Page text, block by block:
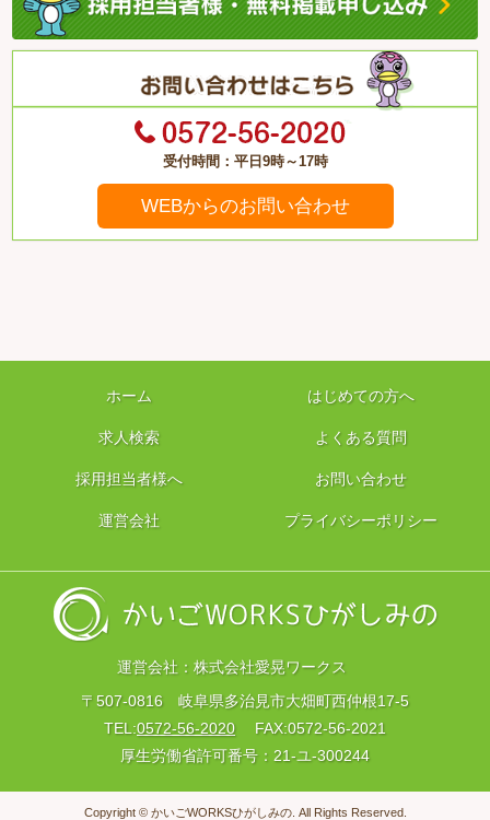
受付時間：平日9時～17時
WEBからのお問い合わせ
ホーム はじめての方へ
求人検索 よくある質問
採用担当者様へ お問い合わせ
運営会社 プライバシーポリシー
運営会社：株式会社愛晃ワークス
〒507-0816 岐阜県多治見市大畑町西仲根17-5
TEL:0572-56-2020 FAX:0572-56-2021
厚生労働省許可番号：21-ユ-300244
Copyright © かいごWORKSひがしみの. All Rights Reserved.